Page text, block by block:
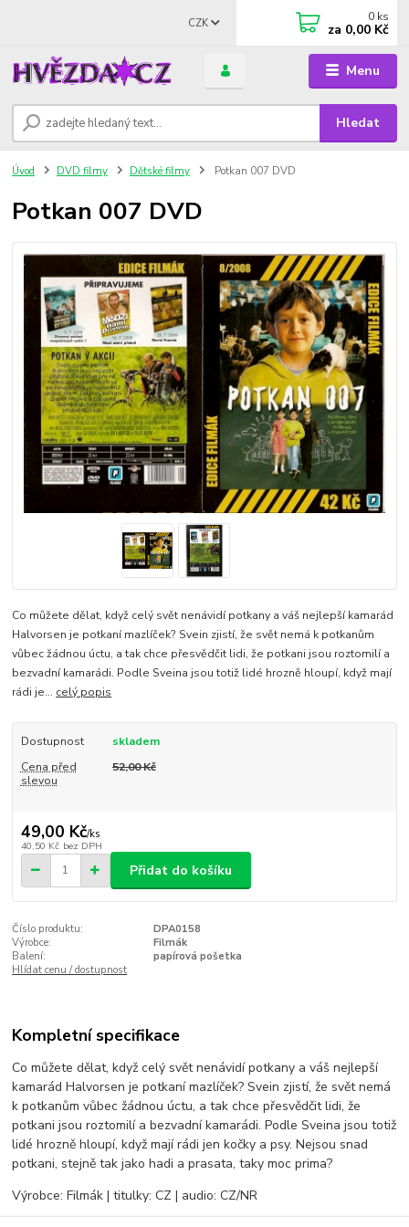
Menu
CZK
Hledat
0 ks
za 0,00 Kč
Úvod DVD filmy Dětské filmy Potkan 007 DVD
Potkan 007 DVD
Co můžete dělat, když celý svět nenávidí potkany a váš nejlepší kamarád
Halvorsen je potkaní mazlíček? Svein zjistí, že svět nemá k potkanům
vůbec žádnou úctu, a tak chce přesvědčit lidi, že potkani jsou roztomilí a
bezvadní kamarádi. Podle Sveina jsou totiž lidé hrozně hloupí, když mají
rádi je... celý popis
Dostupnost
skladem
Cena před
slevou
52,00 Kč
49,00 Kč/ks
40,50 Kč bez DPH
Přidat do košíku
Číslo produktu:
DPA0158
Výrobce:
Filmák
Balení:
papírová pošetka
Hlídat cenu / dostupnost
Kompletní specifikace
Co můžete dělat, když celý svět nenávidí potkany a váš nejlepší
kamarád Halvorsen je potkaní mazlíček? Svein zjistí, že svět nemá
k potkanům vůbec žádnou úctu, a tak chce přesvědčit lidi, že
potkani jsou roztomilí a bezvadní kamarádi. Podle Sveina jsou totiž
lidé hrozně hloupí, když mají rádi jen kočky a psy. Nejsou snad
potkani, stejně tak jako hadi a prasata, taky moc prima?
Výrobce: Filmák | titulky: CZ | audio: CZ/NR